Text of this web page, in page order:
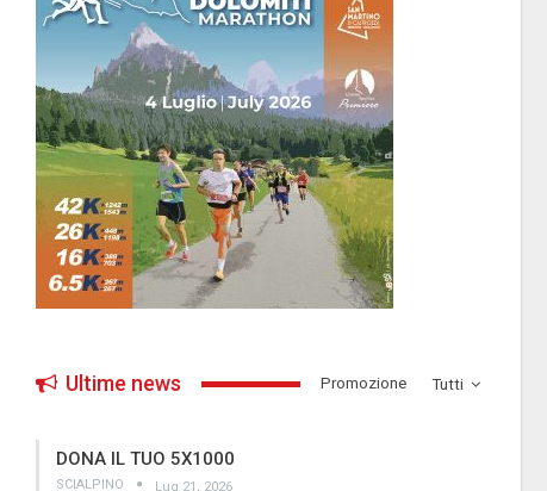
Tutti
Ultime news ­Promozione
DONA IL TUO 5X1000
SCIALPINO Lug 21, 2026